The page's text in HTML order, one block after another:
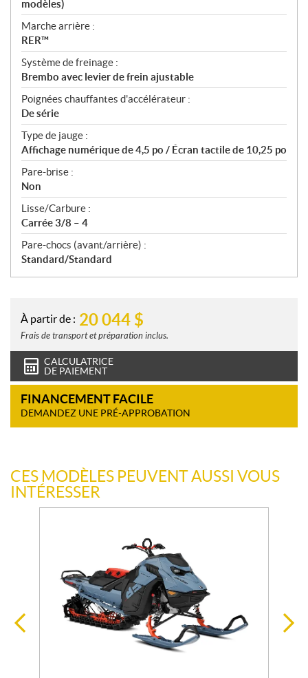
modèles)
Marche arrière :
RER™
Système de freinage :
Brembo avec levier de frein ajustable
Poignées chauffantes d'accélérateur :
De série
Type de jauge :
Affichage numérique de 4,5 po / Écran tactile de 10,25 po
Pare-brise :
Non
Lisse/Carbure :
Carrée 3/8 – 4
Pare-chocs (avant/arrière) :
Standard/Standard
À partir de : 20 044 $
Frais de transport et préparation inclus.
CALCULATRICE
DE PAIEMENT
FINANCEMENT FACILE
DEMANDEZ UNE PRÉ-APPROBATION
CES MODÈLES PEUVENT AUSSI VOUS
INTÉRESSER